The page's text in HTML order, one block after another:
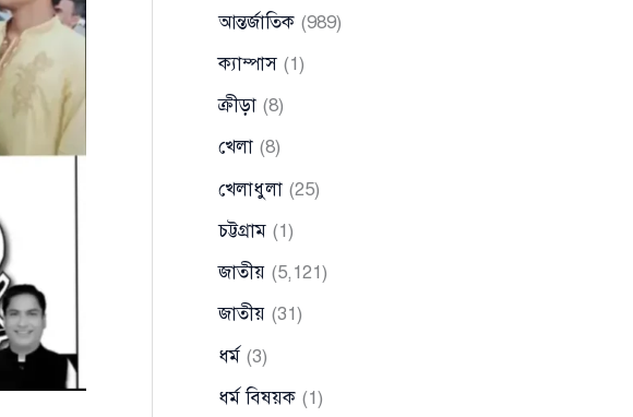
আন্তর্জাতিক (989)
ক্যাম্পাস (1)
ক্রীড়া (8)
খেলা (8)
খেলাধুলা (25)
চট্টগ্রাম (1)
জাতীয় (5,121)
জাতীয় (31)
ধর্ম (3)
ধর্ম বিষয়ক (1)